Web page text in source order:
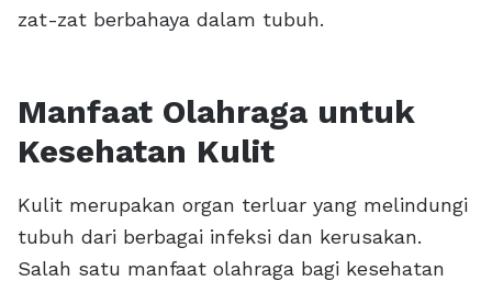
zat-zat berbahaya dalam tubuh.
Manfaat Olahraga untuk
Kesehatan Kulit
Kulit merupakan organ terluar yang melindungi
tubuh dari berbagai infeksi dan kerusakan.
Salah satu manfaat olahraga bagi kesehatan